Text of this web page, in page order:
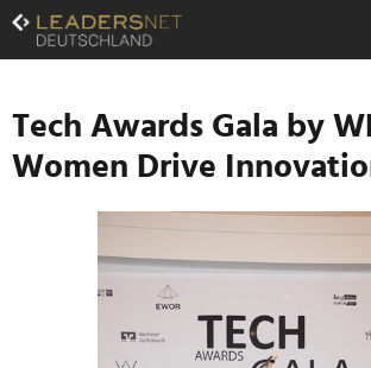
Zum
Inhalt
Zur
Navigation
Zur
Hauptnavigation
Tech Awards Gala by
Women Drive